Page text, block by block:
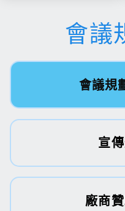
會議
會議規
宣
廠商